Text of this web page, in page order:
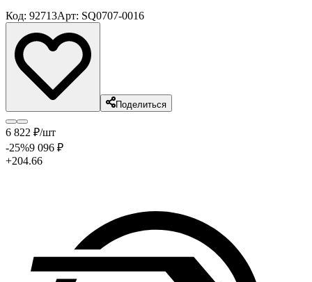
Код: 92713Арт: SQ0707-0016
Поделиться
6 822 ₽/шт
-25%9 096 ₽
+204.66